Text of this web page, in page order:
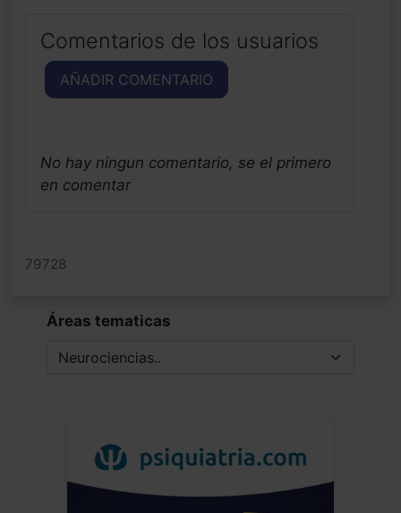
Comentarios de los usuarios
AÑADIR COMENTARIO
No hay ningun comentario, se el primero
en comentar
79728
Áreas tematicas